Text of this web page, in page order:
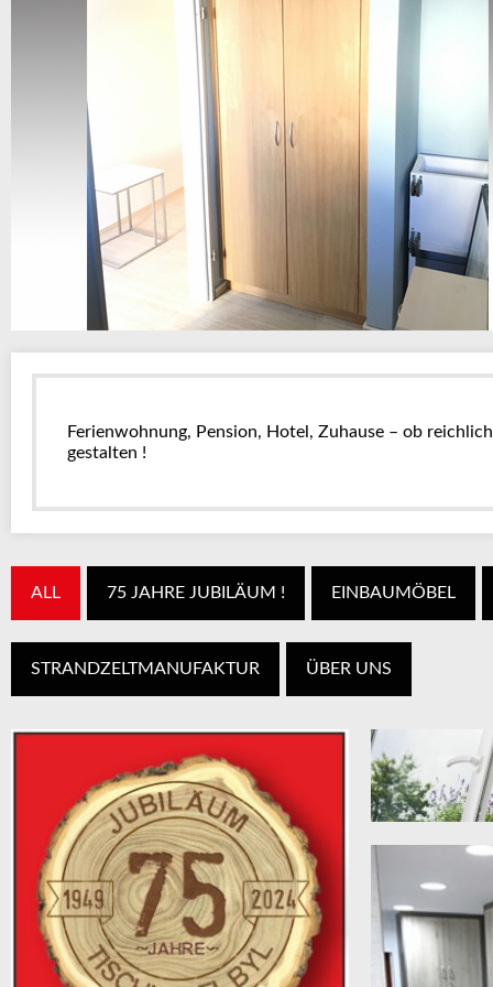
Ferienwohnung, Pension, Hotel, Zuhause – ob
gestalten !
ALL 75 JAHRE JUBILÄUM ! EINBAUMÖBEL
STRANDZELTMANUFAKTUR ÜBER UNS
Deutschland